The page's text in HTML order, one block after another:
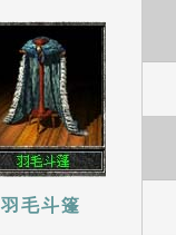
羽毛斗篷